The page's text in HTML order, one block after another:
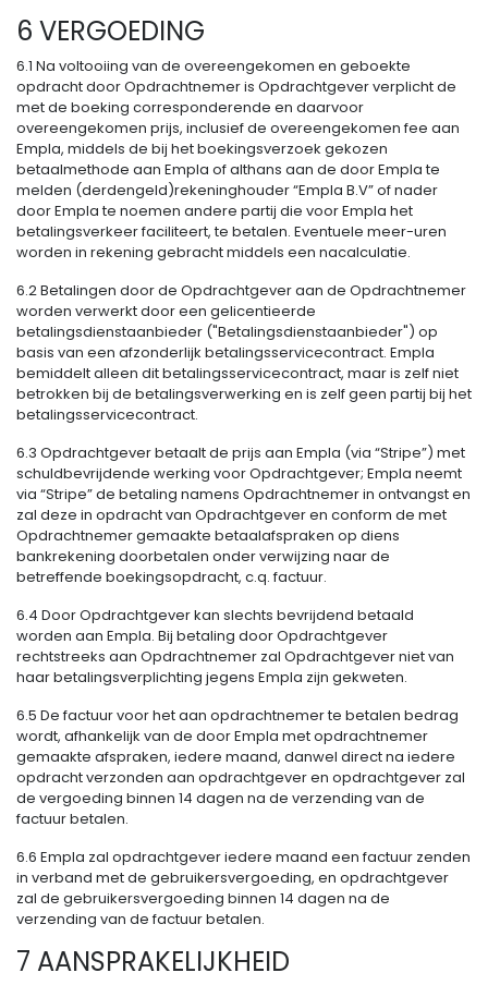
6 VERGOEDING
6.1 Na voltooiing van de overeengekomen en geboekte
opdracht door Opdrachtnemer is Opdrachtgever verplicht de
met de boeking corresponderende en daarvoor
overeengekomen prijs, inclusief de overeengekomen fee aan
Empla, middels de bij het boekingsverzoek gekozen
betaalmethode aan Empla of althans aan de door Empla te
melden (derdengeld)rekeninghouder “Empla B.V” of nader
door Empla te noemen andere partij die voor Empla het
betalingsverkeer faciliteert, te betalen. Eventuele meer-uren
worden in rekening gebracht middels een nacalculatie.
6.2 Betalingen door de Opdrachtgever aan de Opdrachtnemer
worden verwerkt door een gelicentieerde
betalingsdienstaanbieder ("Betalingsdienstaanbieder") op
basis van een afzonderlijk betalingsservicecontract. Empla
bemiddelt alleen dit betalingsservicecontract, maar is zelf niet
betrokken bij de betalingsverwerking en is zelf geen partij bij het
betalingsservicecontract.
6.3 Opdrachtgever betaalt de prijs aan Empla (via “Stripe”) met
schuldbevrijdende werking voor Opdrachtgever; Empla neemt
via “Stripe” de betaling namens Opdrachtnemer in ontvangst en
zal deze in opdracht van Opdrachtgever en conform de met
Opdrachtnemer gemaakte betaalafspraken op diens
bankrekening doorbetalen onder verwijzing naar de
betreffende boekingsopdracht, c.q. factuur.
6.4 Door Opdrachtgever kan slechts bevrijdend betaald
worden aan Empla. Bij betaling door Opdrachtgever
rechtstreeks aan Opdrachtnemer zal Opdrachtgever niet van
haar betalingsverplichting jegens Empla zijn gekweten.
6.5 De factuur voor het aan opdrachtnemer te betalen bedrag
wordt, afhankelijk van de door Empla met opdrachtnemer
gemaakte afspraken, iedere maand, danwel direct na iedere
opdracht verzonden aan opdrachtgever en opdrachtgever zal
de vergoeding binnen 14 dagen na de verzending van de
factuur betalen.
6.6 Empla zal opdrachtgever iedere maand een factuur zenden
in verband met de gebruikersvergoeding, en opdrachtgever
zal de gebruikersvergoeding binnen 14 dagen na de
verzending van de factuur betalen.
7 AANSPRAKELIJKHEID